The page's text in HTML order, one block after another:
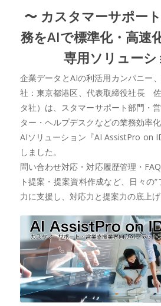
〜 カスタマーサポー
務をAIで標準化・高速
専用ソリューシ
企業データとAIの利活用カンパニー
社：東京都港区、代表取締役社長
タ社）は、スタマーサポート部門・
ター・ヘルプデスクなどの業務効率
AIソリューション『AI AssistPro on
しました。
問い合わせ対応・対応履歴管理・
ト提案・提案資料作成など、日々の
力に支援し、対応力と提案力の底上げ